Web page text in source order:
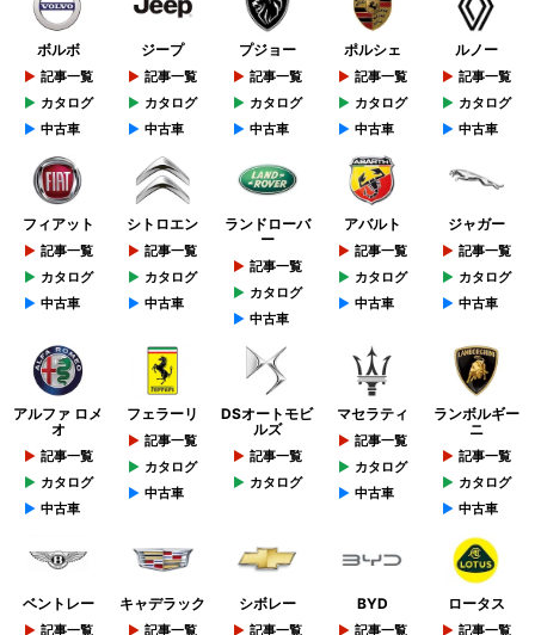
ボルボ
記事一覧
カタログ
中古車
ジープ
記事一覧
カタログ
中古車
プジョー
記事一覧
カタログ
中古車
ポルシェ
記事一覧
カタログ
中古車
ルノー
記事一覧
カタログ
中古車
フィアット
記事一覧
カタログ
中古車
シトロエン
記事一覧
カタログ
中古車
ランドローバ
ー
記事一覧
カタログ
中古車
アバルト
記事一覧
カタログ
中古車
ジャガー
記事一覧
カタログ
中古車
アルファ ロメ
オ
記事一覧
カタログ
中古車
フェラーリ
記事一覧
カタログ
中古車
DSオートモビ
ルズ
記事一覧
カタログ
マセラティ
記事一覧
カタログ
中古車
ランボルギー
ニ
記事一覧
カタログ
中古車
ベントレー
記事一覧
キャデラック
記事一覧
シボレー
記事一覧
BYD
記事一覧
ロータス
記事一覧